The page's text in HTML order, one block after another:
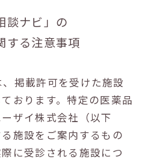
談ナビ」の
する注意事項
掲載許可を受けた施設
おります。特定の医薬品
ザイ株式会社（以下
る施設をご案内するもの
に受診される施設につ